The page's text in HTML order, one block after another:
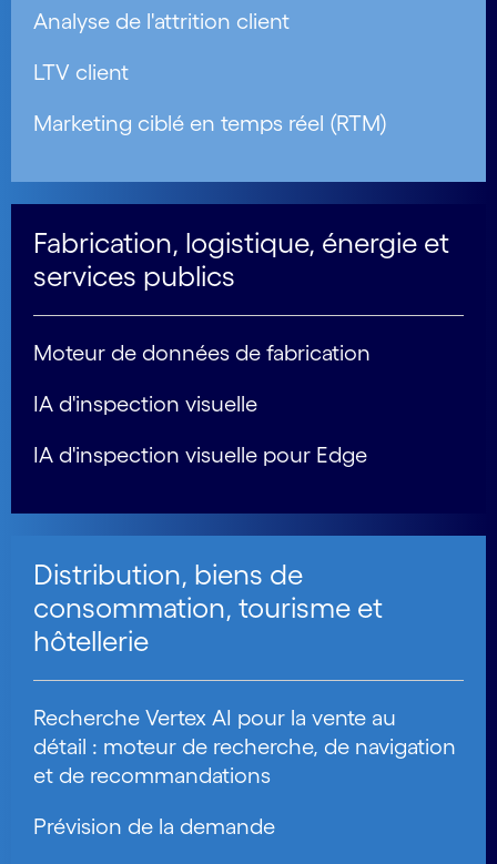
Analyse de l'attrition client
LTV client
Marketing ciblé en temps réel (RTM)
Fabrication, logistique, énergie et
services publics
Moteur de données de fabrication
IA d'inspection visuelle
IA d'inspection visuelle pour Edge
Distribution, biens de
consommation, tourisme et
hôtellerie
Recherche Vertex AI pour la vente au
détail : moteur de recherche, de navigation
et de recommandations
Prévision de la demande